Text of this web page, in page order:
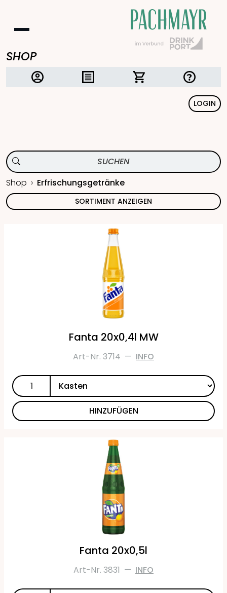
SHOP
LOGIN
Shop Erfrischungsgetränke
SORTIMENT ANZEIGEN
Fanta 20x0,4l MW
Art-Nr. 3714 — INFO
HINZUFÜGEN
Fanta 20x0,5l
Art-Nr. 3831 — INFO